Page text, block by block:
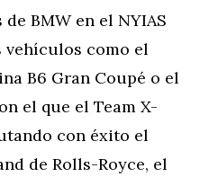
BMW en el NYIAS
vehículos como el
B6 Gran Coupé o el
el que el Team X-
con éxito el
de Rolls-Royce, el